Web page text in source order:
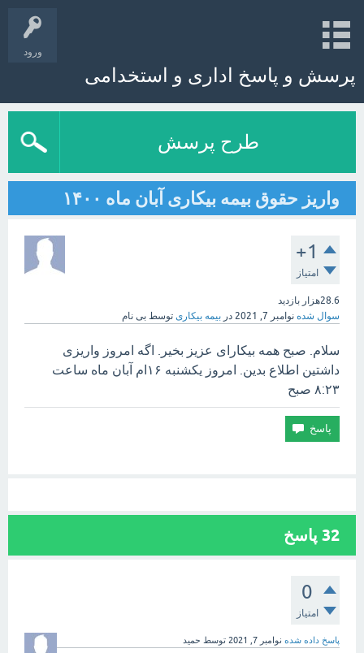
ورود
پرسش و پاسخ اداری و استخدامی
طرح پرسش
واریز حقوق بیمه بیکاری آبان ماه ۱۴۰۰
+1
امتیاز
28.6هزار
بازدید
سوال شده نوامبر 7, 2021 در بیمه بیکاری توسط بی نام
سلام. صبح همه بیکارای عزیز بخیر. اگه امروز واریزی
داشتین اطلاع بدین. امروز یکشنبه ۱۶ام آبان ماه ساعت
۸:۲۳ صبح
32 پاسخ
0
امتیاز
پاسخ داده شده نوامبر 7, 2021 توسط حمید